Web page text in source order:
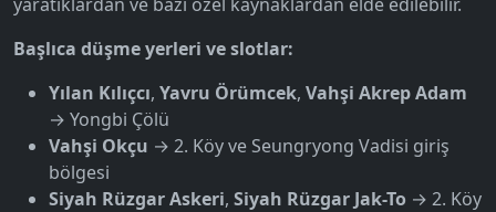
Başlıca düşme yerleri ve slotlar:
Yılan Kılıçcı, Yavru Örümcek, Vahşi Akrep Adam
→ Yongbi Çölü
Vahşi Okçu → 2. Köy ve Seungryong Vadisi giriş
bölgesi
Siyah Rüzgar Askeri, Siyah Rüzgar Jak-To → 2. Köy